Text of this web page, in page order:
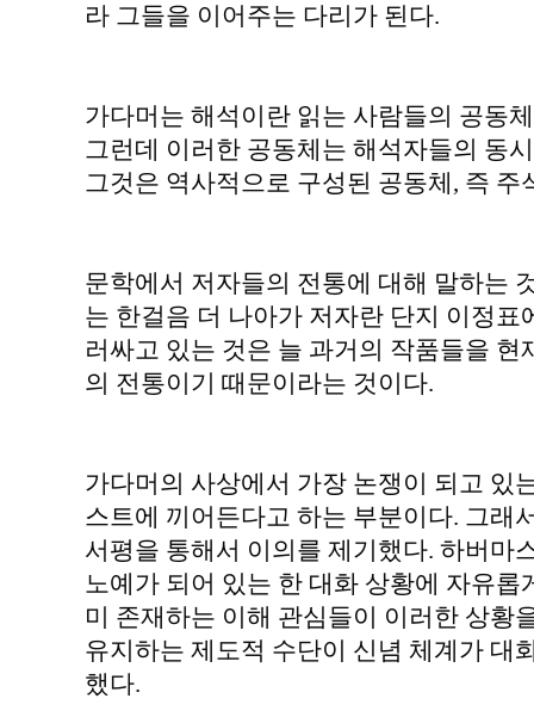
라 그들을 이어주는 다리가 된다.
가다머는 해석이란 읽는 사람들의 공동
그런데 이러한 공동체는 해석자들의 동
그것은 역사적으로 구성된 공동체, 즉
문학에서 저자들의 전통에 대해 말하는
는 한걸음 더 나아가 저자란 단지 이정
러싸고 있는 것은 늘 과거의 작품들을
의 전통이기 때문이라는 것이다.
가다머의 사상에서 가장 논쟁이 되고 있
스트에 끼어든다고 하는 부분이다. 그래
서평을 통해서 이의를 제기했다. 하버마
노예가 되어 있는 한 대화 상황에 자유
미 존재하는 이해 관심들이 이러한 상황
유지하는 제도적 수단이 신념 체계가 대
했다.